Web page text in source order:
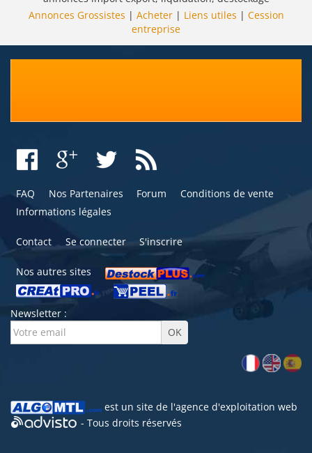
Annonces Grossistes | Acheter| Liens utiles | Cession
entreprise
FAQ Nos Partenaires Forum
Conditions de vente
Informations légales
Contact Se connecter S'inscrire
Nos autres sites
Newsletter :
est un site de l'agence d'exploitation web
- Tous droits réservés